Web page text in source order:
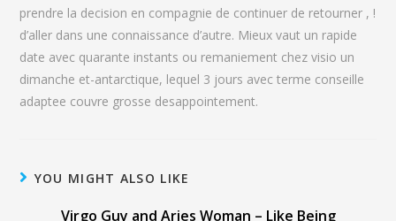
prendre la decision en compagnie de continuer de retourner , !
d’aller dans une connaissance d’autre. Mieux vaut un rapide
date avec quarante instants ou remaniement chez visio un
dimanche et-antarctique, lequel 3 jours avec terme conseille
adaptee couvre grosse desappointement.
YOU MIGHT ALSO LIKE
Virgo Guy and Aries Woman – Like Being